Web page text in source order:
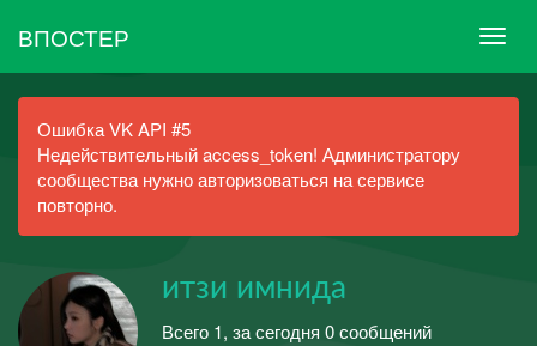
ВПОСТЕР
Ошибка VK API #5
Недействительный access_token! Администратору
сообщества нужно авторизоваться на сервисе
повторно.
итзи имнида
Всего 1, за сегодня 0 сообщений